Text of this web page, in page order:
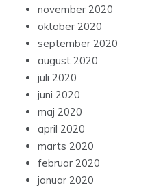
november 2020
oktober 2020
september 2020
august 2020
juli 2020
juni 2020
maj 2020
april 2020
marts 2020
februar 2020
januar 2020